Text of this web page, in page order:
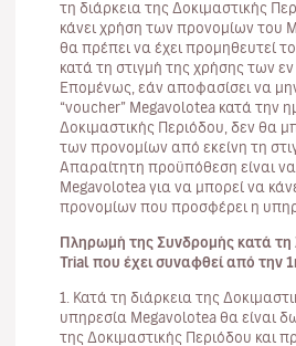
τη διάρκεια της Δοκιμαστικής
κάνει χρήση των προνομίων του
θα πρέπει να έχει προμηθευτεί
κατά τη στιγμή της χρήσης των
Επομένως, εάν αποφασίσει να
“voucher” Megavolotea κατά την
Δοκιμαστικής Περιόδου, δεν θα
των προνομίων από εκείνη τη
Απαραίτητη προϋπόθεση είναι να
Megavolotea για να μπορεί να
προνομίων που προσφέρει η
Πληρωμή της Συνδρομής κατά τη
Trial που έχει συναφθεί από την
1. Κατά τη διάρκεια της
υπηρεσία Megavolotea θα είναι
της Δοκιμαστικής Περιόδου και